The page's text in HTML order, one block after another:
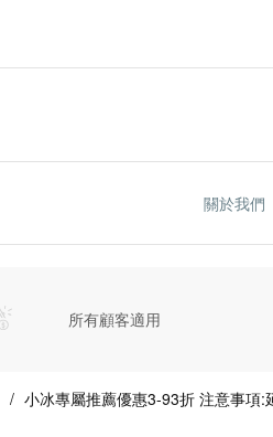
關於我們
所有顧客適用
小冰專屬推薦優惠3-93折 注意事項